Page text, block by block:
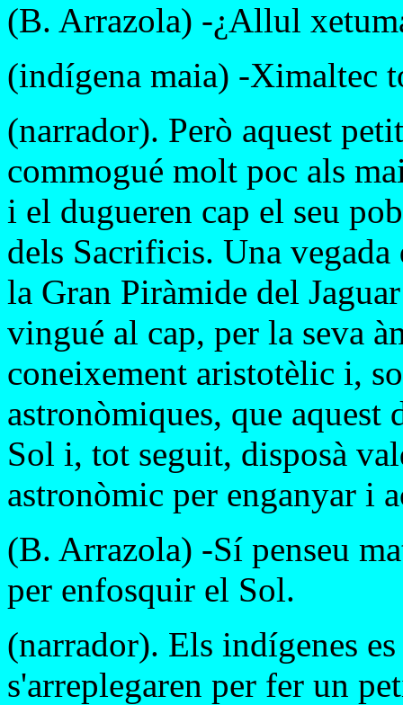
(B. Arrazola) -¿Allul
(indígena maia) -Ximaltec
(narrador). Però aquest
commogué molt poc als
i el dugueren cap el seu
dels Sacrificis. Una
la Gran Piràmide del
vingué al cap, per la seva
coneixement aristotèlic i,
astronòmiques, que aquest
Sol i, tot seguit, disposà
astronòmic per enganyar i
(B. Arrazola) -Sí penseu
per enfosquir el Sol.
(narrador). Els indígenes
s'arreplegaren per fer un